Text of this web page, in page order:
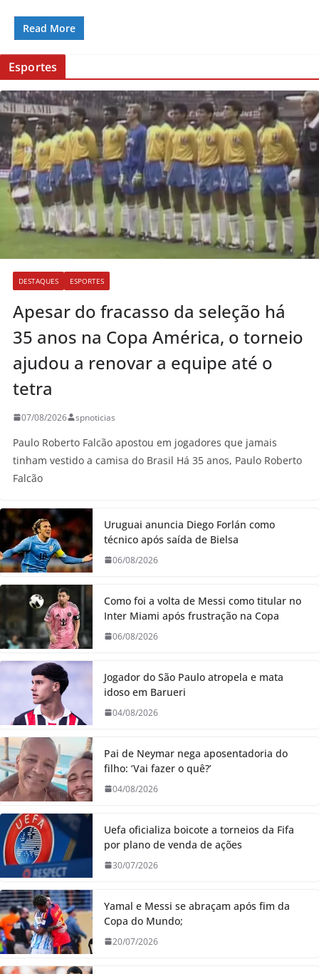
Read More
Esportes
DESTAQUES ESPORTES
Apesar do fracasso da seleção há
35 anos na Copa América, o torneio
ajudou a renovar a equipe até o
tetra
07/08/2026 spnoticias
Paulo Roberto Falcão apostou em jogadores que jamais
tinham vestido a camisa do Brasil Há 35 anos, Paulo Roberto
Falcão
Uruguai anuncia Diego Forlán como
técnico após saída de Bielsa
06/08/2026
Como foi a volta de Messi como titular no
Inter Miami após frustração na Copa
06/08/2026
Jogador do São Paulo atropela e mata
idoso em Barueri
04/08/2026
Pai de Neymar nega aposentadoria do
filho: ‘Vai fazer o quê?’
04/08/2026
Uefa oficializa boicote a torneios da Fifa
por plano de venda de ações
30/07/2026
Yamal e Messi se abraçam após fim da
Copa do Mundo;
20/07/2026